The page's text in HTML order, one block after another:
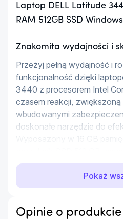
Laptop DELL Latitude
RAM 512GB SSD
Znakomita wydajności i
Przeżyj pełną wydajność i
funkcjonalność dzięki
3440 z procesorem Intel
czasem reakcji, zwiększoną
wbudowanymi
doskonałe narzędzie do
karta graficzna Intel Iris Xe
Pokaż
Opinie o produkcie